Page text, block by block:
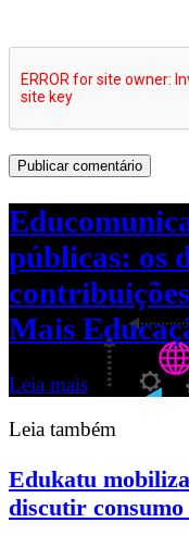
públicas: os
Mais
Leia mais
Leia também
Edukatu
discutir consumo